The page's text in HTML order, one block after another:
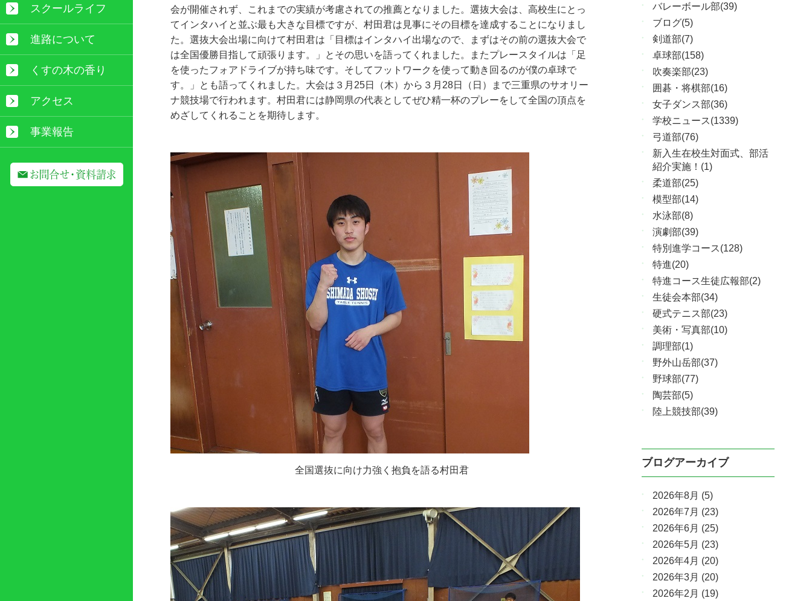
スクールライフ
進路について
くすの木の香り
アクセス
事業報告
会が開催されず、これまでの実績が考慮されての推薦となりました。選抜大会は、高校生にとっ
てインタハイと並ぶ最も大きな目標ですが、村田君は見事にその目標を達成することになりまし
た。選抜大会出場に向けて村田君は「目標はインタハイ出場なので、まずはその前の選抜大会で
は全国優勝目指して頑張ります。」とその思いを語ってくれました。またプレースタイルは「足
を使ったフォアドライブが持ち味です。そしてフットワークを使って動き回るのが僕の卓球で
す。」とも語ってくれました。大会は３月25日（木）から３月28日（日）まで三重県のサオリー
ナ競技場で行われます。村田君には静岡県の代表としてぜひ精一杯のプレーをして全国の頂点を
めざしてくれることを期待します。
全国選抜に向け力強く抱負を語る村田君
バレーボール部(39)
ブログ(5)
剣道部(7)
卓球部(158)
吹奏楽部(23)
囲碁・将棋部(16)
女子ダンス部(36)
学校ニュース(1339)
弓道部(76)
新入生在校生対面式、部活
紹介実施！(1)
柔道部(25)
模型部(14)
水泳部(8)
演劇部(39)
特別進学コース(128)
特進(20)
特進コース生徒広報部(2)
生徒会本部(34)
硬式テニス部(23)
美術・写真部(10)
調理部(1)
野外山岳部(37)
野球部(77)
陶芸部(5)
陸上競技部(39)
ブログアーカイブ
2026年8月 (5)
2026年7月 (23)
2026年6月 (25)
2026年5月 (23)
2026年4月 (20)
2026年3月 (20)
2026年2月 (19)